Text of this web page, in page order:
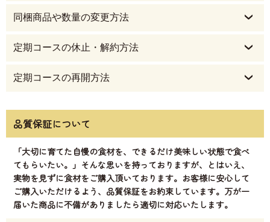
同梱商品や数量の変更方法
定期コースの休止・解約方法
定期コースの再開方法
品質保証について
「大切に育てた自慢の食材を、できるだけ美味しい状態で食べ
てもらいたい。」そんな思いを持っておりますが、とはいえ、
実物を見ずに食材をご購入頂いております。お客様に安心して
ご購入いただけるよう、品質保証をお約束しています。万が一
届いた商品に不備がありましたら適切に対応いたします。